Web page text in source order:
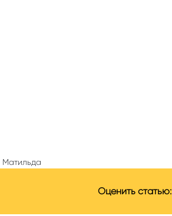
Матильда
Оценить статью: